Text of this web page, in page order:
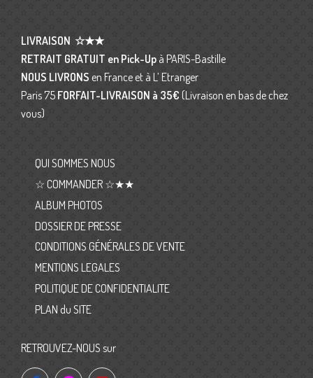
LIVRAISON ☆★★
RETRAIT GRATUIT en Pick-Up à PARIS-Bastille
NOUS LIVRONS en France et à L’ Etranger
Paris 75 FORFAIT-LIVRAISON à 35€ (Livraison en bas de chez
vous)
QUI SOMMES NOUS
☆ COMMANDER ☆★★
ALBUM PHOTOS
DOSSIER DE PRESSE
CONDITIONS GÉNÉRALES DE VENTE
MENTIONS LEGALES
POLITIQUE DE CONFIDENTIALITE
PLAN du SITE
RETROUVEZ-NOUS sur